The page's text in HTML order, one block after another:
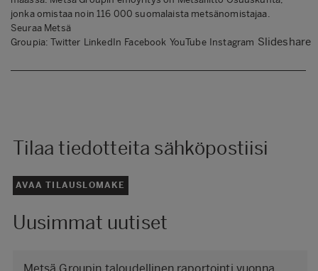
jonka omistaa noin 116 000 suomalaista metsänomistajaa.
Seuraa Metsä
Groupia:Twitter LinkedIn Facebook YouTube Instagram Slideshare
Tilaa tiedotteita sähköpostiisi
AVAA TILAUSLOMAKE
Uusimmat uutiset